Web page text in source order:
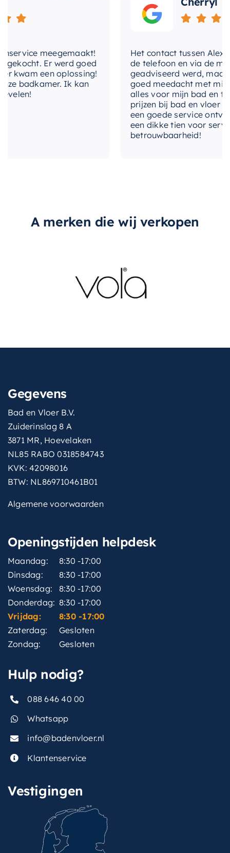
Kies voor de Mondiaz EASY Nisen ervaar het
een praktische oplossing voor uw
opslagbehoeften, maar ook een stijlvolle
aanvulling op uw badkamerinterieur.
meegemaakt!
Er werd goed
een oplossing!
badkamer. Ik kan
Het contact tussen Alex en
de telefoon en via de mail,
geadviseerd werd, maar
goed meedacht met mij.
alles voor mijn bad en
prijzen bij bad en vloer
een goede service
een dikke tien voor
betrouwbaarheid!
A merken die wij verkopen
Gegevens
Bad en Vloer B.V.
Zuiderinslag 8 A
3871 MR, Hoevelaken
NL85 RABO 0318584743
KVK: 42098016
BTW: NL869710461B01
Algemene voorwaarden
Openingstijden helpdesk
Maandag:
8:30 -17:00
Dinsdag:
8:30 -17:00
Woensdag:
8:30 -17:00
Donderdag: 8:30 -17:00
Vrijdag:
8:30 -17:00
Zaterdag:
Gesloten
Zondag:
Gesloten
Hulp nodig?
088 646 40 00
Whatsapp
info@badenvloer.nl
Klantenservice
Vestigingen